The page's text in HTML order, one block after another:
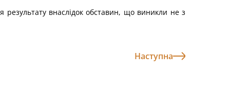
результату внаслідок обставин, що виникли не з
Наступна